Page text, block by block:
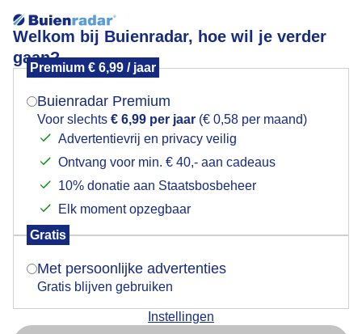
Welkom bij Buienradar, hoe wil je verder
gaan?
Premium € 6,99 / jaar
Buienradar Premium
Voor slechts € 6,99 per jaar (€ 0,58 per maand)
Advertentievrij en privacy veilig
Ontvang voor min. € 40,- aan cadeaus
10% donatie aan Staatsbosbeheer
Elk moment opzegbaar
Gratis
Met persoonlijke advertenties
Gratis blijven gebruiken
Instellingen
Zonsopkomst
Mogen we je locatie gebruiken voor het
Indien je hier nog geen akkoord op hebt gegeven,
verschijnt er zo een pop-up uit je browser waarin
Is goed, toon de popup
Nu niet, misschien later